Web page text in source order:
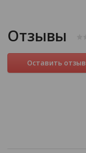
Отзывы
Оставить отзыв